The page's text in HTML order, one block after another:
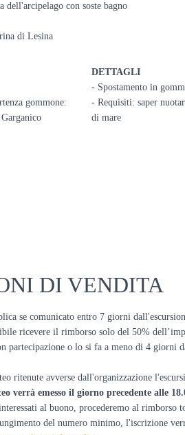
dell'arcipelago con soste bagno
di Lesina
gommone:
DETTAGLI
- Spostamento in
- Requisiti: saper
di mare
DI VENDITA
se comunicato entro 7 giorni
ricevere il rimborso solo del 50%
partecipazione o lo si fa a meno di 4 giorni
ritenute avverse dall'organizzazione
verrà emesso il giorno precedente alle
al buono, procederemo al
del numero minimo, l'iscrizione